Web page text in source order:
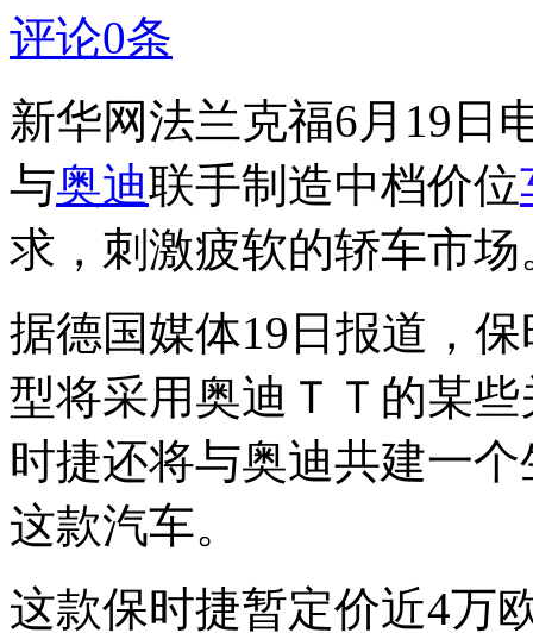
评论0条
新华网法兰克福6月19日
与奥迪联手制造中档价位
求，刺激疲软的轿车市场
据德国媒体19日报道，
型将采用奥迪ＴＴ的某
时捷还将与奥迪共建一
这款汽车。
这款保时捷暂定价近4万